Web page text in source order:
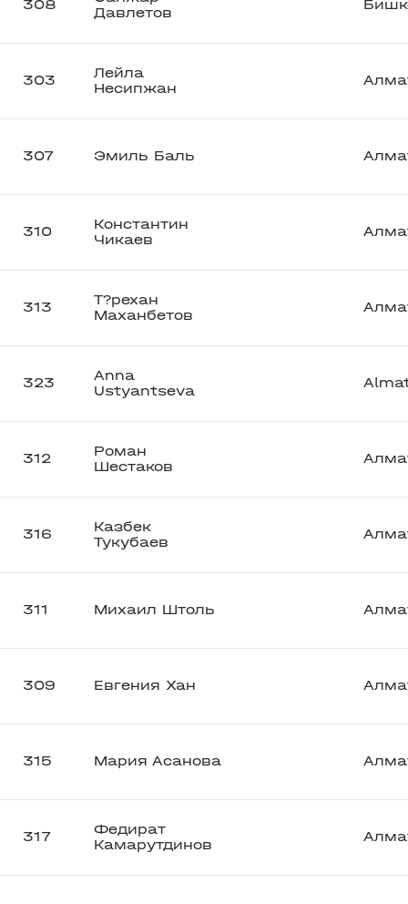
308
Давлетов
303
Лейла
Несипжан
307 Эмиль Баль
310
Константин
Чикаев
313
Т?рехан
Маханбетов
323
Anna
Ustyantseva
312
Роман
Шестаков
316
Казбек
Тукубаев
311 Михаил Штоль
309 Евгения Хан
315 Мария Асанова
317
Федират
Камарутдинов